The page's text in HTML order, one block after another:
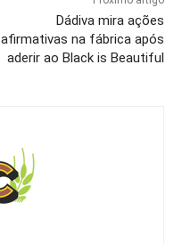
Dádiva mira ações
afirmativas na fábrica após
aderir ao Black is Beautiful